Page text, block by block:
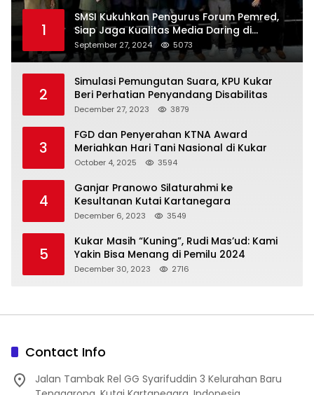
1
SMSI Kukuhkan Pengurus Forum Pemred,
Siap Jaga Kualitas Media Daring di
Indonesia
September 27, 2024 5073
2
Simulasi Pemungutan Suara, KPU Kukar
Beri Perhatian Penyandang Disabilitas
December 27, 2023 3879
3
FGD dan Penyerahan KTNA Award
Meriahkan Hari Tani Nasional di Kukar
October 4, 2025 3594
4
Ganjar Pranowo Silaturahmi ke
Kesultanan Kutai Kartanegara
December 6, 2023 3549
5
Kukar Masih “Kuning”, Rudi Mas’ud: Kami
Yakin Bisa Menang di Pemilu 2024
December 30, 2023 2716
Contact Info
Jalan Tambak Rel GG Syarifuddin 3 Kelurahan Baru